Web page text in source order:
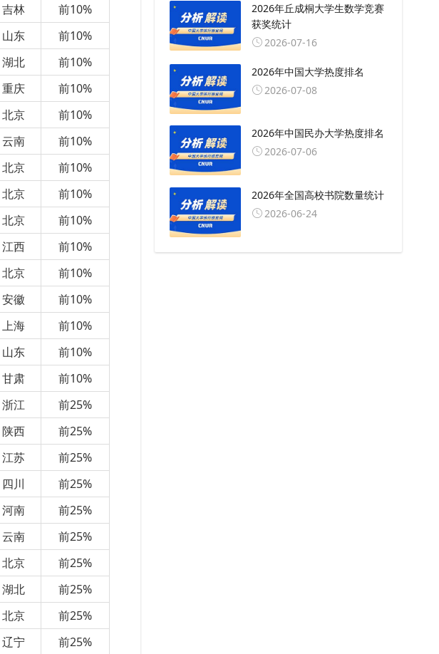
吉林
前10%
山东
前10%
湖北
前10%
重庆
前10%
北京
前10%
云南
前10%
北京
前10%
北京
前10%
北京
前10%
江西
前10%
北京
前10%
安徽
前10%
上海
前10%
山东
前10%
甘肃
前10%
浙江
前25%
陕西
前25%
江苏
前25%
四川
前25%
河南
前25%
云南
前25%
北京
前25%
湖北
前25%
北京
前25%
辽宁
前25%
2026年丘成桐大学生数学竞赛
获奖统计
2026-07-16
2026年中国大学热度排名
2026-07-08
2026年中国民办大学热度排名
2026-07-06
2026年全国高校书院数量统计
2026-06-24